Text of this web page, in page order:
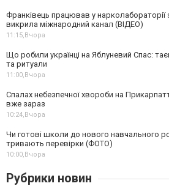
Франківець працював у нарколабораторії
викрила міжнародний канал (ВІДЕО)
11:15, Вчора
Що робили українці на Яблуневий Спас:
та ритуали
11:00, Вчора
Спалах небезпечної хвороби на
вже зараз
10:24, Вчора
Чи готові школи до нового навчального
тривають перевірки (ФОТО)
10:00, Вчора
Рубрики новин